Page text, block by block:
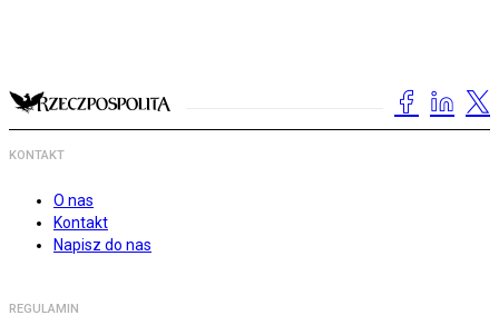
KONTAKT
O nas
Kontakt
Napisz do nas
REGULAMIN